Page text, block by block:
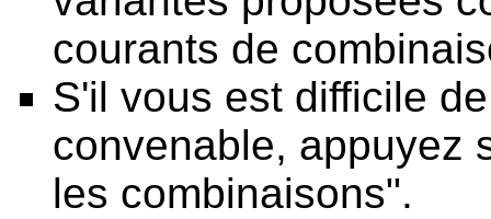
courants de
S'il vous est difficile
convenable, appuyez
les combinaisons".